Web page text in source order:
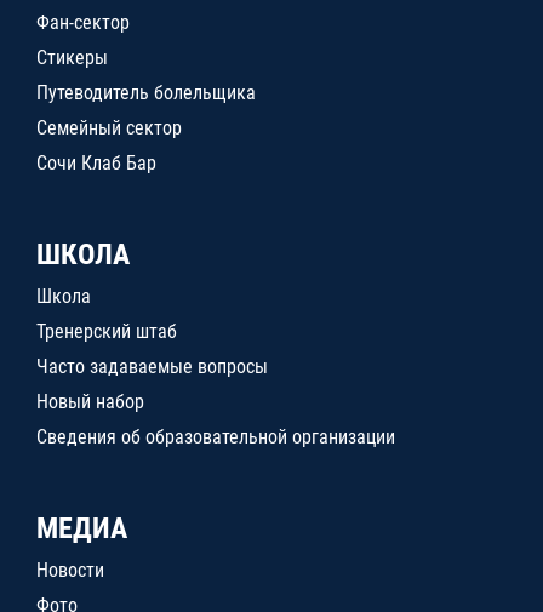
Фан-сектор
Стикеры
Путеводитель болельщика
Семейный сектор
Сочи Клаб Бар
ШКОЛА
Школа
Тренерский штаб
Часто задаваемые вопросы
Новый набор
Сведения об образовательной организации
МЕДИА
Новости
Фото